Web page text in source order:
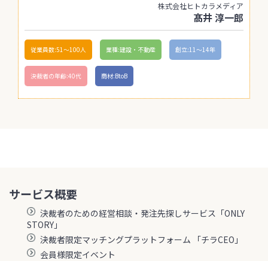
株式会社ヒトカラメディア
髙井 淳一郎
従業員数:51〜100人 業種:建設・不動産 創立:11〜14年
決裁者の年齢:40代 商材:BtoB
サービス概要
決裁者のための経営相談・発注先探しサービス「ONLY
STORY」
決裁者限定マッチングプラットフォーム 「チラCEO」
会員様限定イベント